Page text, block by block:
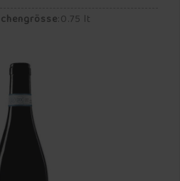
:0.75 lt